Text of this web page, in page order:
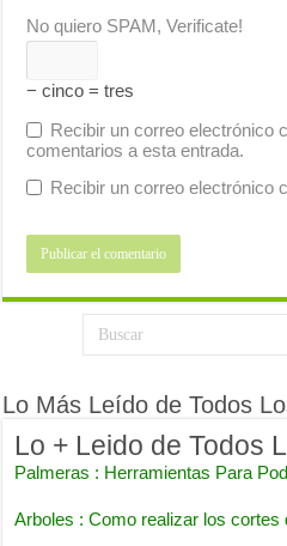
No quiero SPAM, Verificate!
− cinco = tres
Recibir un correo electrónico
comentarios a esta entrada.
Recibir un correo electrónico
Lo Más Leído de Todos
Lo + Leido de Todos
Palmeras : Herramientas Para
Arboles : Como realizar los cortes